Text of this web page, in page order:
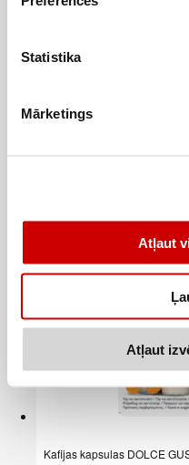
Statistika
Mārketings
Atļaut
Atļaut
Kafijas kapsulas DOLCE